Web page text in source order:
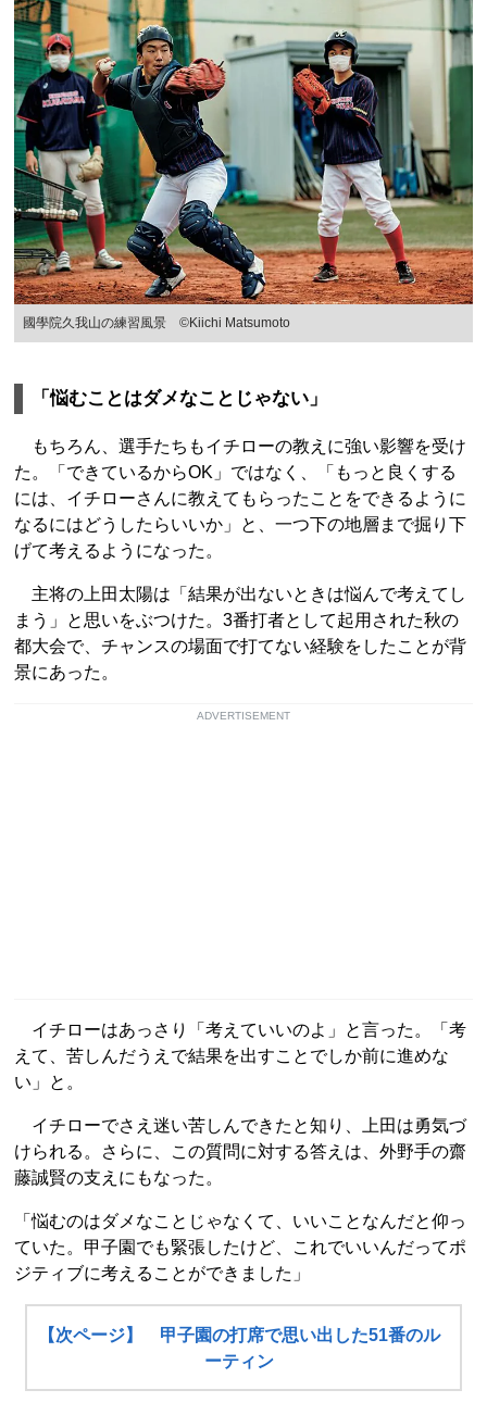
國學院久我山の練習風景 ©︎Kiichi Matsumoto
「悩むことはダメなことじゃない」
もちろん、選手たちもイチローの教えに強い影響を受け
た。「できているからOK」ではなく、「もっと良くする
には、イチローさんに教えてもらったことをできるように
なるにはどうしたらいいか」と、一つ下の地層まで掘り下
げて考えるようになった。
主将の上田太陽は「結果が出ないときは悩んで考えてし
まう」と思いをぶつけた。3番打者として起用された秋の
都大会で、チャンスの場面で打てない経験をしたことが背
景にあった。
ADVERTISEMENT
イチローはあっさり「考えていいのよ」と言った。「考
えて、苦しんだうえで結果を出すことでしか前に進めな
い」と。
イチローでさえ迷い苦しんできたと知り、上田は勇気づ
けられる。さらに、この質問に対する答えは、外野手の齋
藤誠賢の支えにもなった。
「悩むのはダメなことじゃなくて、いいことなんだと仰っ
ていた。甲子園でも緊張したけど、これでいいんだってポ
ジティブに考えることができました」
【次ページ】 甲子園の打席で思い出した51番のル
ーティン